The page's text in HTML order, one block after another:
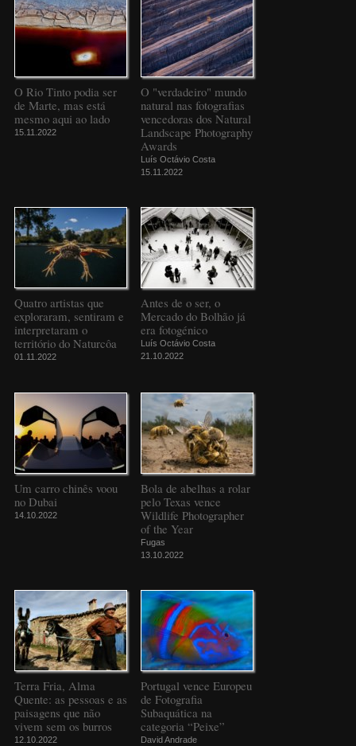
O Rio Tinto podia ser
de Marte, mas está
mesmo aqui ao lado
15.11.2022
O "verdadeiro" mundo
natural nas fotografias
vencedoras dos Natural
Landscape Photography
Awards
Luís Octávio Costa
15.11.2022
Quatro artistas que
exploraram, sentiram e
interpretaram o
território do Naturcôa
01.11.2022
Antes de o ser, o
Mercado do Bolhão já
era fotogénico
Luís Octávio Costa
21.10.2022
Um carro chinês voou
no Dubai
14.10.2022
Bola de abelhas a rolar
pelo Texas vence
Wildlife Photographer
of the Year
Fugas
13.10.2022
Terra Fria, Alma
Quente: as pessoas e as
paisagens que não
vivem sem os burros
12.10.2022
Portugal vence Europeu
de Fotografia
Subaquática na
categoria “Peixe”
David Andrade